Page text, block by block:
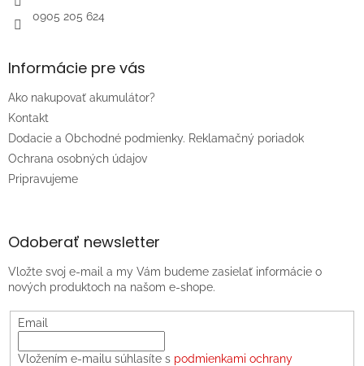
0905 205 624
Informácie pre vás
Ako nakupovať akumulátor?
Kontakt
Dodacie a Obchodné podmienky. Reklamačný poriadok
Ochrana osobných údajov
Pripravujeme
Odoberať newsletter
Vložte svoj e-mail a my Vám budeme zasielať informácie o
nových produktoch na našom e-shope.
Email
Vložením e-mailu súhlasíte s podmienkami ochrany